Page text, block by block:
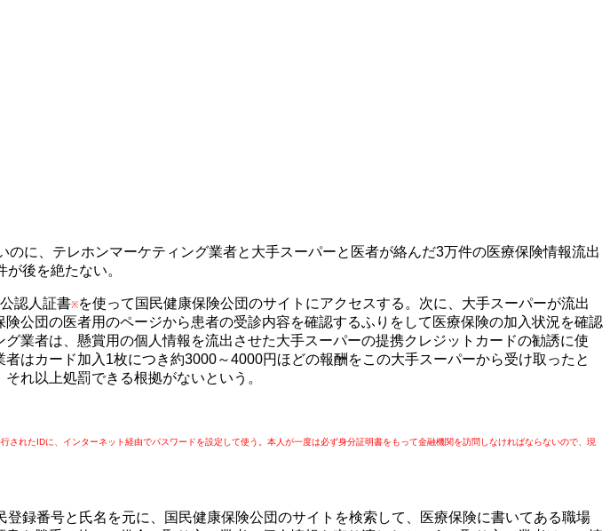
に、テレホンマーケティング業者と大手スーパーと医者が絡んだ3万件の医療保険情報流出
後を絶たない。
認人証書※を使って国民健康保険公団のサイトにアクセスする。次に、大手スーパーが流出
公団の医者用のページから患者の受診内容を確認するふりをして医療保険の加入状況を確認
業者は、懸賞用の個人情報を流出させた大手スーパーの提携クレジットカードの勧誘に使
はカード加入1枚につき約3000～4000円ほどの報酬をこの大手スーパーから受け取ったと
れ以上処罰できる根拠がないという。
れたIDに、インターネット経由でパスワードを設定して使う。本人が一度は必ず身分証明書をもって金融機関を訪問しなければならないので、現
録番号と氏名を元に、国民健康保険公団のサイトを検索して、医療保険に書いてある職場